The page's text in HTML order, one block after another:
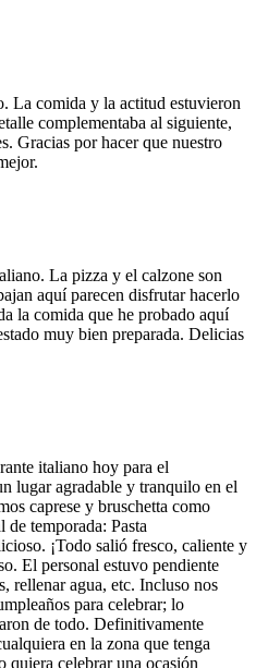
La comida y la actitud estuvieron
complementaba al siguiente,
Gracias por hacer que nuestro
La pizza y el calzone son
aquí parecen disfrutar hacerlo
la comida que he probado aquí
muy bien preparada. Delicias
italiano hoy para el
lugar agradable y tranquilo en el
caprese y bruschetta como
de temporada: Pasta
¡Todo salió fresco, caliente y
El personal estuvo pendiente
rellenar agua, etc. Incluso nos
para celebrar; lo
de todo. Definitivamente
en la zona que tenga
quiera celebrar una ocasión